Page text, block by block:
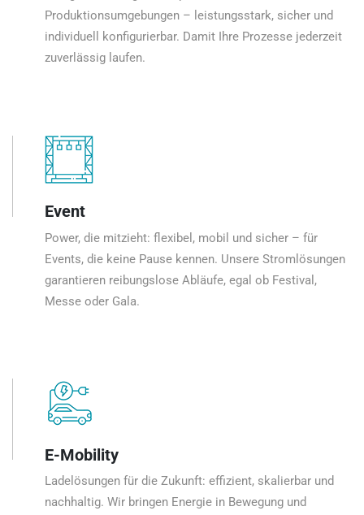
Produktionsumgebungen – leistungsstark, sicher und
individuell konfigurierbar. Damit Ihre Prozesse jederzeit
zuverlässig laufen.
Event
Power, die mitzieht: flexibel, mobil und sicher – für
Events, die keine Pause kennen. Unsere Stromlösungen
garantieren reibungslose Abläufe, egal ob Festival,
Messe oder Gala.
E-Mobility
Ladelösungen für die Zukunft: effizient, skalierbar und
nachhaltig. Wir bringen Energie in Bewegung und